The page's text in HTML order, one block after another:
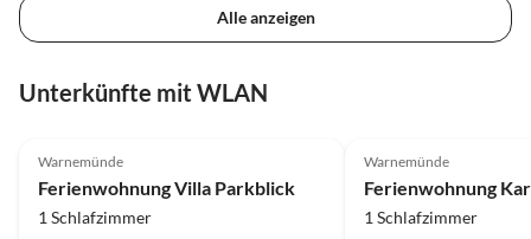
Alle anzeigen
Unterkünfte mit WLAN
Warnemünde
Ferienwohnung Villa Parkblick
1 Schlafzimmer
Warnemünde
Ferienwohnung
1 Schlafzimmer